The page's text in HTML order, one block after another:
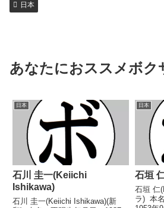
日本
あなたにおススメボク
日本
石川 圭一(Keiichi
Ishikawa)
石川 圭一(Keiichi Ishikawa)(新
日本
石垣
石垣 仁
ラ) 本